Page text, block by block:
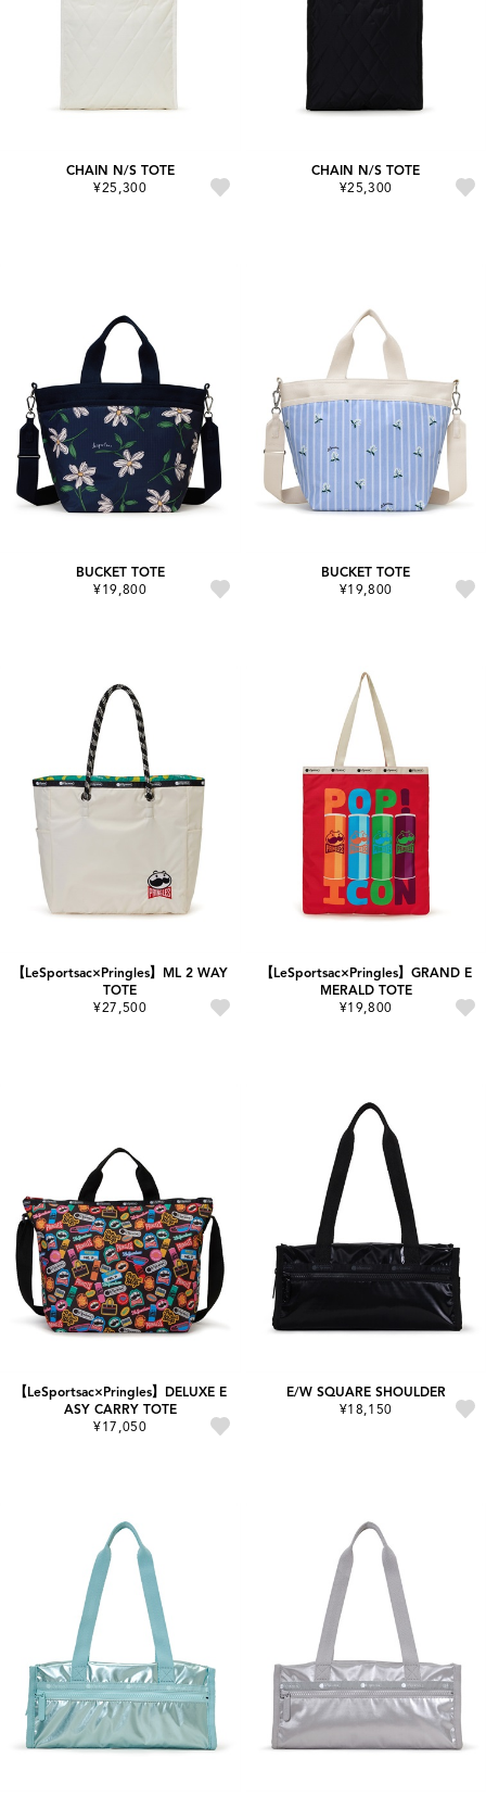
CHAIN N/S TOTE
¥25,300
CHAIN N/S TOTE
¥25,300
BUCKET TOTE
¥19,800
BUCKET TOTE
¥19,800
【LeSportsac×Pringles】ML 2 WAY
TOTE
¥27,500
【LeSportsac×Pringles】GRAND E
MERALD TOTE
¥19,800
【LeSportsac×Pringles】DELUXE E
ASY CARRY TOTE
¥17,050
E/W SQUARE SHOULDER
¥18,150